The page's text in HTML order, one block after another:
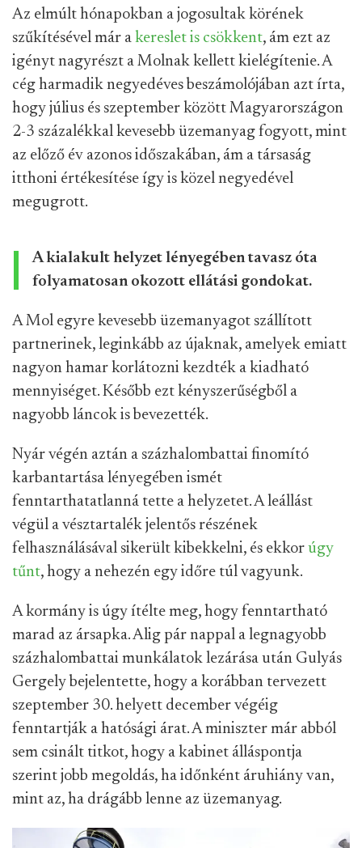
Az elmúlt hónapokban a jogosultak körének
szűkítésével már a kereslet is csökkent, ám ezt az
igényt nagyrészt a Molnak kellett kielégítenie. A
cég harmadik negyedéves beszámolójában azt írta,
hogy július és szeptember között Magyarországon
2-3 százalékkal kevesebb üzemanyag fogyott, mint
az előző év azonos időszakában, ám a társaság
itthoni értékesítése így is közel negyedével
megugrott.
A kialakult helyzet lényegében tavasz óta
folyamatosan okozott ellátási gondokat.
A Mol egyre kevesebb üzemanyagot szállított
partnerinek, leginkább az újaknak, amelyek emiatt
nagyon hamar korlátozni kezdték a kiadható
mennyiséget. Később ezt kényszerűségből a
nagyobb láncok is bevezették.
Nyár végén aztán a százhalombattai finomító
karbantartása lényegében ismét
fenntarthatatlanná tette a helyzetet. A leállást
végül a vésztartalék jelentős részének
felhasználásával sikerült kibekkelni, és ekkor úgy
tűnt, hogy a nehezén egy időre túl vagyunk.
A kormány is úgy ítélte meg, hogy fenntartható
marad az ársapka. Alig pár nappal a legnagyobb
százhalombattai munkálatok lezárása után Gulyás
Gergely bejelentette, hogy a korábban tervezett
szeptember 30. helyett december végéig
fenntartják a hatósági árat. A miniszter már abból
sem csinált titkot, hogy a kabinet álláspontja
szerint jobb megoldás, ha időnként áruhiány van,
mint az, ha drágább lenne az üzemanyag.